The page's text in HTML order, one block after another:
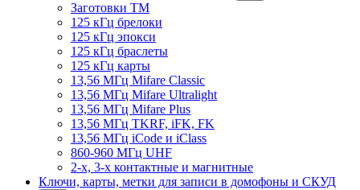
Заготовки ТМ
125 кГц брелоки
125 кГц эпокси
125 кГц браслеты
125 кГц карты
13,56 МГц Mifare Classic
13,56 МГц Mifare Ultralight
13,56 МГц Mifare Plus
13,56 МГц TKRF, iFK, FK
13,56 МГц iCode и iClass
860-960 МГц UHF
2-х, 3-х контактные и магнитные
Ключи, карты, метки для записи в домофоны и СКУД